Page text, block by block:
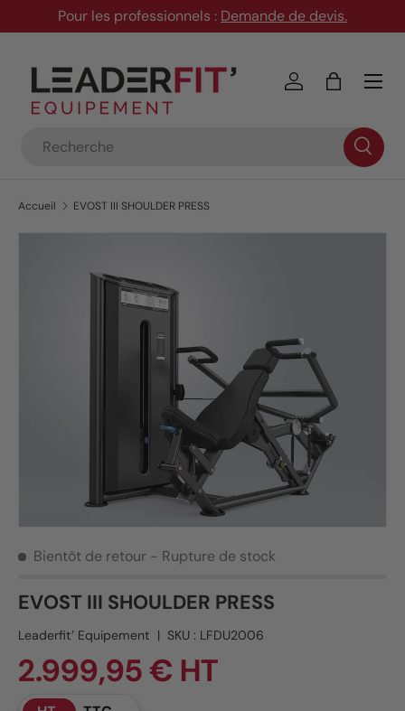
Aller au contenu
Pour les professionnels : Demande de devis.
Se connecter
Panier
Menu
Accueil EVOST III SHOULDER PRESS
Bientôt de retour - Rupture de stock
EVOST III SHOULDER PRESS
Leaderfit’ Equipement | SKU : LFDU2006
2.999,95 € HT